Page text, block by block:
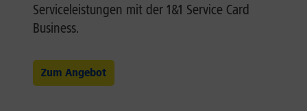
Serviceleistungen mit der 1&1 Service Card
Business.
Zum Angebot